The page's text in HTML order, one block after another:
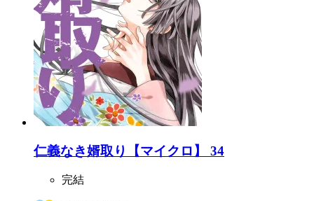
仁義なき婿取り【マイクロ】 34
完結